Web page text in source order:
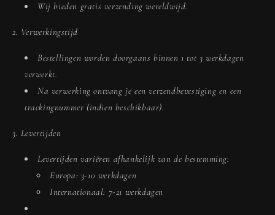
Wij bieden gratis verzending wereldwijd.
2. Verwerkingstijd
Bestellingen worden doorgaans binnen 1 tot 3 werkdagen
verwerkt.
Na verwerking ontvang je een verzendbevestiging en een
trackingnummer (indien beschikbaar).
3. Levertijden
Levertijden variëren afhankelijk van de bestemming:
Europa: 3-10 werkdagen
Internationaal: 7-21 werkdagen